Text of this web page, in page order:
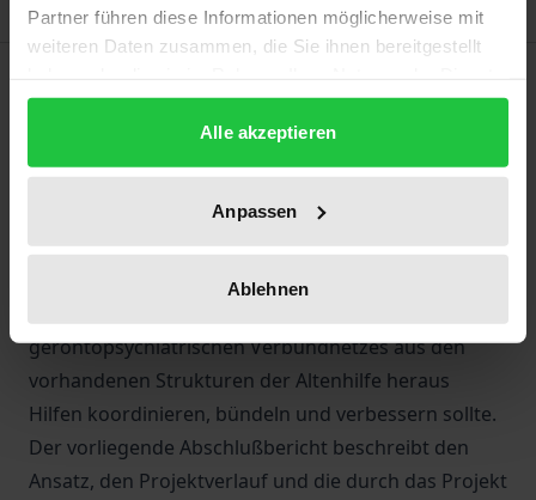
Partner führen diese Informationen möglicherweise mit
weiteren Daten zusammen, die Sie ihnen bereitgestellt
gesammelt haben.
Alle akzeptieren
Anpassen
Ablehnen
Eine bessere ambulante Versorgung und Betreuung
älterer Menschen mit gerontopsychiatrischen
Erkrankungen setzt sich der
Forschungsschwerpunkt »Gerontopsychiatrie« zum
Ziel. In seinem Rahmen wurde in Würzburg ein
gerontopsychiatrischen Verbundnetzes aus den
vorhandenen Strukturen der Altenhilfe heraus
Hilfen koordinieren, bündeln und verbessern sollte.
Der vorliegende Abschlußbericht beschreibt den
Ansatz, den Projektverlauf und die durch das Projekt